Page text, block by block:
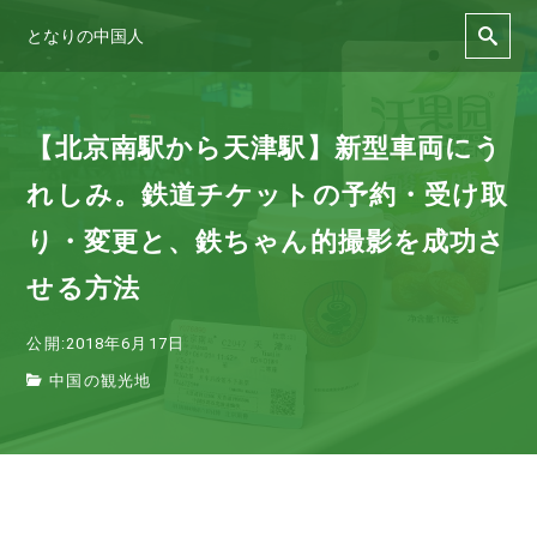
となりの中国人
【北京南駅から天津駅】新型車両にう
れしみ。鉄道チケットの予約・受け取
り・変更と、鉄ちゃん的撮影を成功さ
せる方法
公開:2018年6月17日
中国の観光地